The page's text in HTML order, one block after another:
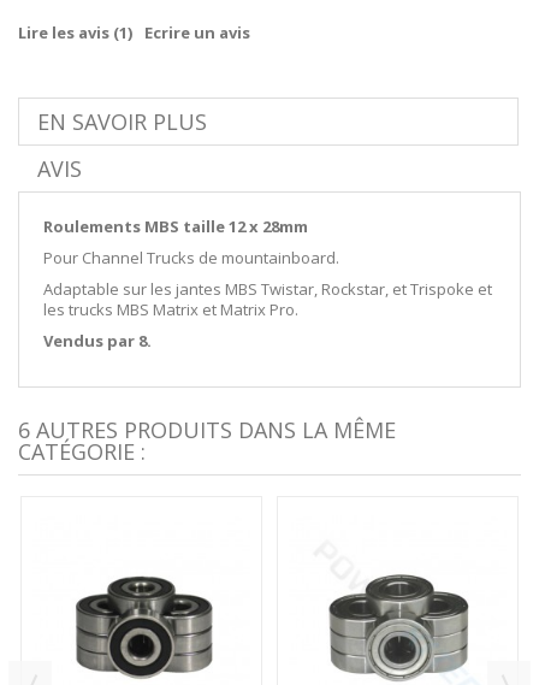
Lire les avis (1) Ecrire un avis
EN SAVOIR PLUS
AVIS
Roulements MBS taille 12 x 28mm
Pour Channel Trucks de mountainboard.
Adaptable sur les jantes MBS Twistar, Rockstar, et Trispoke et
les trucks MBS Matrix et Matrix Pro.
Vendus par 8.
6 AUTRES PRODUITS DANS LA MÊME
CATÉGORIE :